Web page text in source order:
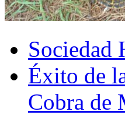
Sociedad
Éxito de
Cobra de